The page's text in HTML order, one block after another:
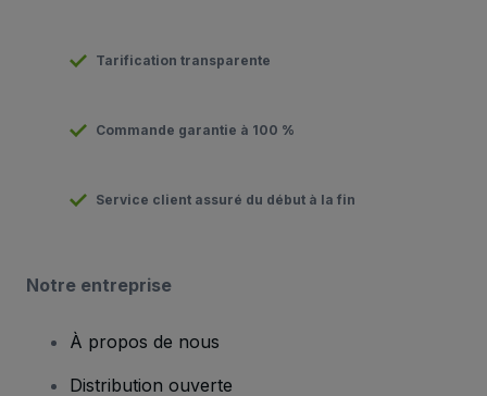
Tarification transparente
Commande garantie à 100 %
Service client assuré du début à la fin
Notre entreprise
À propos de nous
Distribution ouverte